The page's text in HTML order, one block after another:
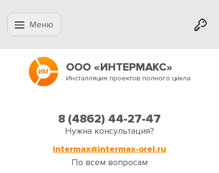
Меню
ООО «ИНТЕРМАКС»
Инсталляция проектов полного цикла
8 (4862) 44-27-47
Нужна консультация?
intermax@intermax-orel.ru
По всем вопросам